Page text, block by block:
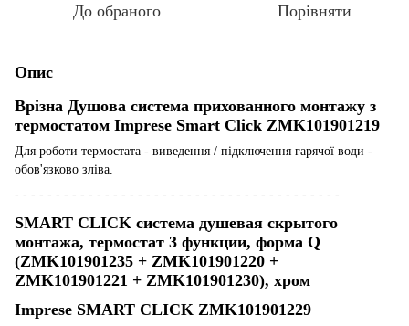
До обраного Порівняти
Опис
Врізна Душова система прихованного монтажу з
термостатом Imprese Smart Click ZMK101901219
Для роботи термостата - виведення / підключення гарячої води -
обов'язково зліва.
- - - - - - - - - - - - - - - - - - - - - - - - - - - - - - - - - - - - - - - -
SMART CLICK система душевая скрытого
монтажа, термостат 3 функции, форма Q
(ZMK101901235 + ZMK101901220 +
ZMK101901221 + ZMK101901230), хром
Imprese SMART CLICK ZMK101901229